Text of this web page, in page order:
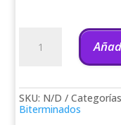
Cuarzo
Lemuriano
cantidad
SKU: N/D
Biterminados